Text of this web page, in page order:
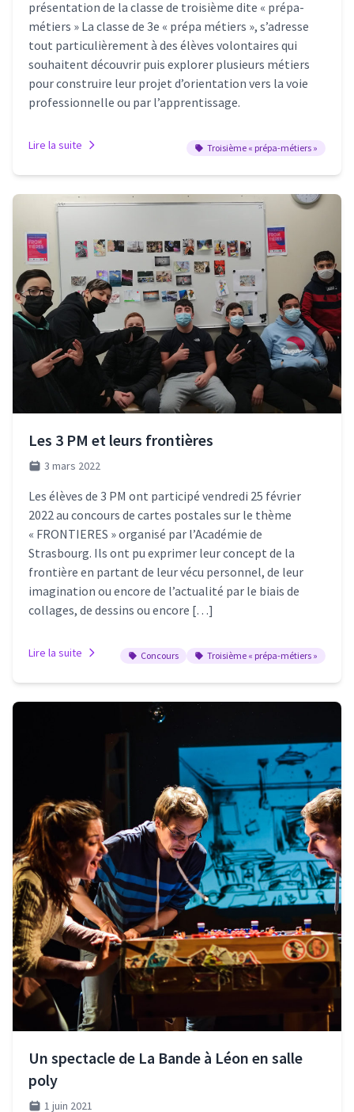
présentation de la classe de troisième dite « prépa-
métiers » La classe de 3e « prépa métiers », s’adresse
tout particulièrement à des élèves volontaires qui
souhaitent découvrir puis explorer plusieurs métiers
pour construire leur projet d’orientation vers la voie
professionnelle ou par l’apprentissage.
Lire la suite Troisième « prépa-métiers »
Les 3 PM et leurs frontières
3 mars 2022
Les élèves de 3 PM ont participé vendredi 25 février
2022 au concours de cartes postales sur le thème
« FRONTIERES » organisé par l’Académie de
Strasbourg. Ils ont pu exprimer leur concept de la
frontière en partant de leur vécu personnel, de leur
imagination ou encore de l’actualité par le biais de
collages, de dessins ou encore […]
Lire la suite Concours Troisième « prépa-métiers »
Un spectacle de La Bande à Léon en salle
poly
1 juin 2021